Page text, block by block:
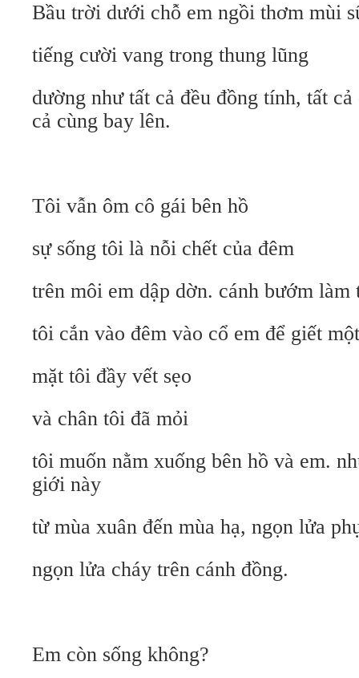
Bầu trời dưới chỗ em ngồi thơm mùi
tiếng cười vang trong thung lũng
dường như tất cả đều đồng tính, tất
cả cùng bay lên.
Tôi vẫn ôm cô gái bên hồ
sự sống tôi là nỗi chết của đêm
trên môi em dập dờn. cánh bướm làm
tôi cắn vào đêm vào cổ em để giết
mặt tôi đầy vết sẹo
và chân tôi đã mỏi
tôi muốn nằm xuống bên hồ và em.
giới này
từ mùa xuân đến mùa hạ, ngọn lửa
ngọn lửa cháy trên cánh đồng.
Em còn sống không?